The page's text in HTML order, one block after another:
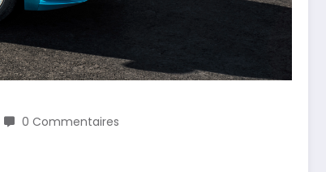
0 Commentaires